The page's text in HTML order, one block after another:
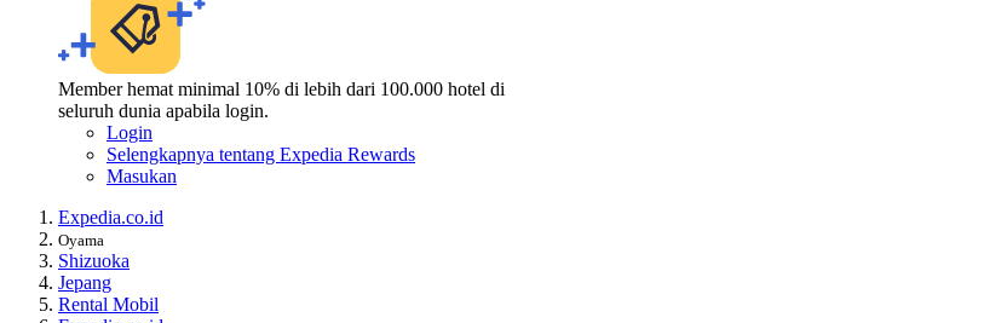
Member hemat minimal 10% di lebih dari 100.000 hotel di
seluruh dunia apabila login.
Login
Selengkapnya tentang Expedia Rewards
Masukan
Expedia.co.id
Oyama
Shizuoka
Jepang
Rental Mobil